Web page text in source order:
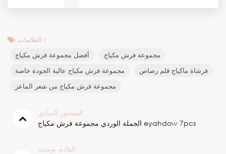
العلامات :
أفضل مجموعة فرش مكياج
مجموعة فرش مكياج
مجموعة فرش مكياج عالية الجودة خاصة
فرشاة ماكياج قلم رصاص
مجموعة فرش مكياج من شعر الماعز
المنشور السابق
الجملة الوردي مجموعة فرش مكياج eyahdow 7pcs
القادم بوست